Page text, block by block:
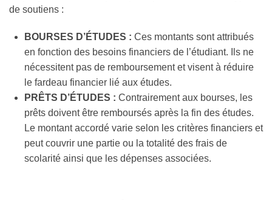
de soutiens :
BOURSES D’ÉTUDES : Ces montants sont attribués
en fonction des besoins financiers de l’étudiant. Ils ne
nécessitent pas de remboursement et visent à réduire
le fardeau financier lié aux études.
PRÊTS D’ÉTUDES : Contrairement aux bourses, les
prêts doivent être remboursés après la fin des études.
Le montant accordé varie selon les critères financiers et
peut couvrir une partie ou la totalité des frais de
scolarité ainsi que les dépenses associées.